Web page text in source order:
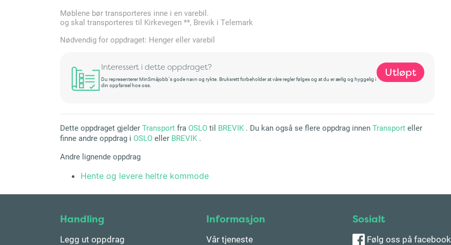
Møblene bør transporteres inne i en varebil.
og skal transporteres til Kirkevegen **, Brevik i Telemark
Nødvendig for oppdraget: Henger eller varebil
Interessert i dette oppdraget?
Du representerer MinSmåjobb´s gode navn og rykte. Bruksrett forbeholder at våre regler følges og at du er ærlig og hyggelig i
din oppførsel hos oss.
Utløpt
Dette oppdraget gjelder Transport fra OSLO til BREVIK . Du kan også se flere oppdrag innen Transport eller
finne andre oppdrag i OSLO eller BREVIK .
Andre lignende oppdrag
Hente og levere heltre kommode
Handling
Legg ut oppdrag
Informasjon
Vår tjeneste
Sosialt
Følg oss på facebook